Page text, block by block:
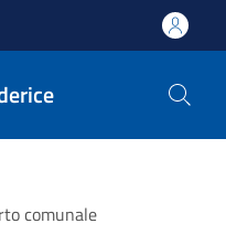
comunale